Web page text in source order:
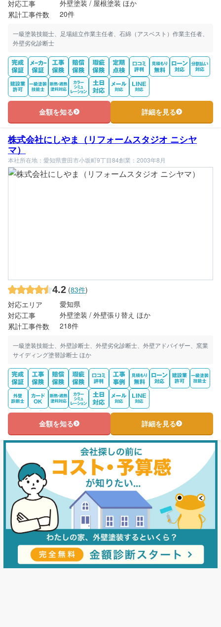
対応工事
外壁塗装 / 屋根塗装 ほか
累計工事件数
20件
一級塗装技能士、足場組立作業主任者、石綿（アスベスト）作業主任者、
外壁劣化診断士
金額を知る 詳細を見る
株式会社にしやま（リフォームスタジオ ニシヤ
マ）
本社所在地：愛知県豊田市小坂町9丁目84創業：2003年8月
4.2 (83件)
対応エリア
愛知県
対応工事
外壁塗装 / 外壁張り替え ほか
累計工事件数
218件
一級塗装技能士、外壁診断士、外壁劣化診断士、外壁アドバイザー、窯業
サイディング塗替診断士 ほか
金額を知る 詳細を見る